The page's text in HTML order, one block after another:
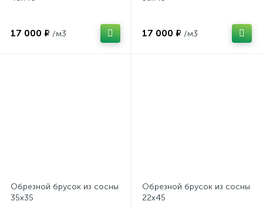
17 000 ₽ /м3 17 000 ₽ /м3
Обрезной брусок из сосны
35х35
Обрезной брусок из сосны
22х45